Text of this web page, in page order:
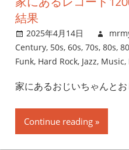
結果
2025年4月14日
Century, 50s, 60s, 70s, 80s,
Funk, Hard Rock, Jazz, Music,
家にあるおじいちゃんと
Continue reading